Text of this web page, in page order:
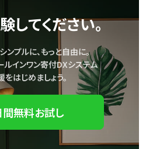
してください。
ンプルに、もっと自由に。
インワン寄付DXシステム
をはじめましょう。
無料お試し